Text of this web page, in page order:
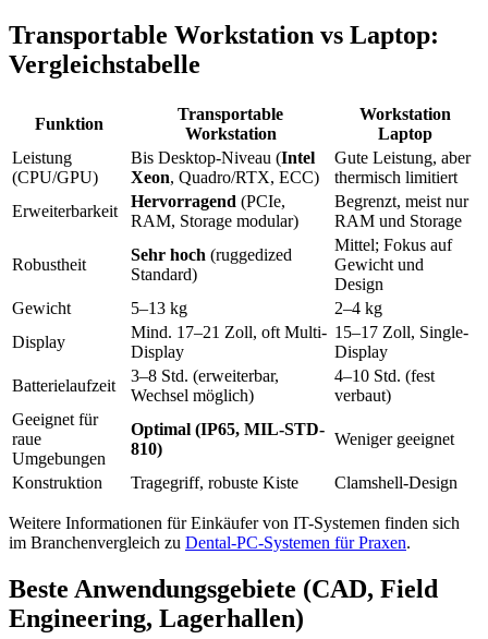
Transportable Workstation vs Laptop:
Vergleichstabelle
Funktion
Transportable
Workstation
Workstation
Laptop
Leistung
(CPU/GPU)
Bis Desktop-Niveau (Intel
Xeon, Quadro/RTX, ECC)
Gute Leistung, aber
thermisch limitiert
Erweiterbarkeit
Hervorragend (PCIe,
RAM, Storage modular)
Begrenzt, meist nur
RAM und Storage
Robustheit
Sehr hoch (ruggedized
Standard)
Mittel; Fokus auf
Gewicht und
Design
Gewicht
5–13 kg
2–4 kg
Display
Mind. 17–21 Zoll, oft Multi-
Display
15–17 Zoll, Single-
Display
Batterielaufzeit
3–8 Std. (erweiterbar,
Wechsel möglich)
4–10 Std. (fest
verbaut)
Geeignet für
raue
Umgebungen
Optimal (IP65, MIL-STD-
810)
Weniger geeignet
Konstruktion Tragegriff, robuste Kiste Clamshell-Design
Weitere Informationen für Einkäufer von IT-Systemen finden sich
im Branchenvergleich zu Dental-PC-Systemen für Praxen.
Beste Anwendungsgebiete (CAD, Field
Engineering, Lagerhallen)